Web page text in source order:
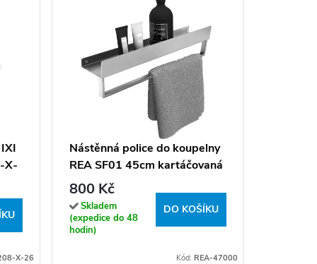
X-
X-26
Nástěnná police do koupelny
REA SF01 45cm kartáčovaná
ocel
800 Kč
Skladem
(expedice do 48
hodin)
DO KOŠÍKU
Kód: REA-47000